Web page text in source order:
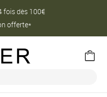
fois dès 100€
offerte*